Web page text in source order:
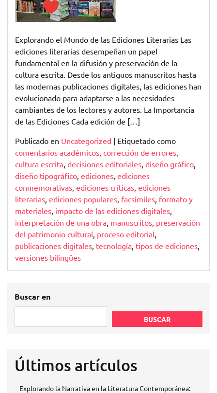
Explorando el Mundo de las Ediciones Literarias Las
ediciones literarias desempeñan un papel
fundamental en la difusión y preservación de la
cultura escrita. Desde los antiguos manuscritos hasta
las modernas publicaciones digitales, las ediciones han
evolucionado para adaptarse a las necesidades
cambiantes de los lectores y autores. La Importancia
de las Ediciones Cada edición de […]
Publicado en Uncategorized | Etiquetado como
comentarios académicos, corrección de errores,
cultura escrita, decisiones editoriales, diseño gráfico,
diseño tipográfico, ediciones, ediciones
conmemorativas, ediciones críticas, ediciones
literarias, ediciones populares, facsímiles, formato y
materiales, impacto de las ediciones digitales,
interpretación de una obra, manuscritos, preservación
del patrimonio cultural, proceso editorial,
publicaciones digitales, tecnología, tipos de ediciones,
versiones bilingües
Buscar en
BUSCAR
Últimos artículos
Explorando la Narrativa en la Literatura Contemporánea: